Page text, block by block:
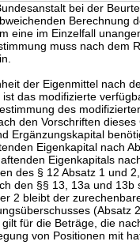
bei der
Berechnung
eine im Einzelfall
muss nach dem
der Eigenmittel nach
das modifizierte
des
den Vorschriften
Ergänzungskapital
Eigenkapital nach
Eigenkapitals
des § 12 Absatz 1 und
den §§ 13, 13a und 13b
2 bleibt der
(Absatz
für die Beträge, die
von Positionen mit